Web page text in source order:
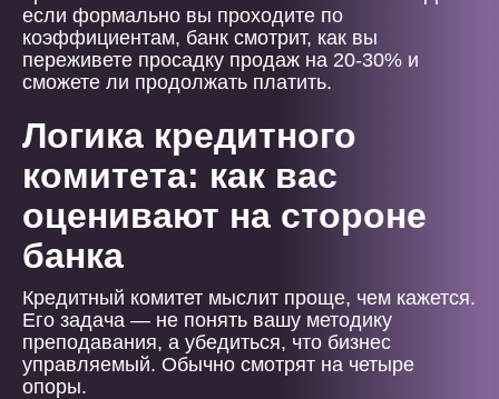
если формально вы проходите по
коэффициентам, банк смотрит, как вы
переживете просадку продаж на 20-30% и
сможете ли продолжать платить.
Логика кредитного
комитета: как вас
оценивают на стороне
банка
Кредитный комитет мыслит проще, чем кажется.
Его задача — не понять вашу методику
преподавания, а убедиться, что бизнес
управляемый. Обычно смотрят на четыре
опоры.